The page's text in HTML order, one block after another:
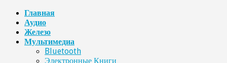
Главная
Аудио
Железо
Мультимедиа
Bluetooth
Электронные Книги